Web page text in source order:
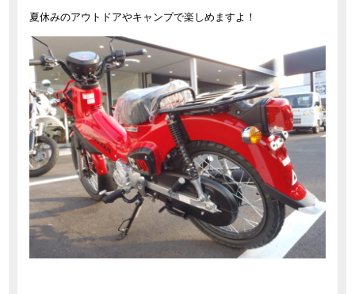
夏休みのアウトドアやキャンプで楽しめますよ！